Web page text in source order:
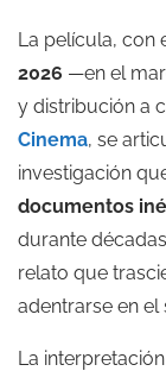
La película, con
2026 —en el
y distribución a
Cinema, se
investigación
documentos
durante
relato que
adentrarse en
La